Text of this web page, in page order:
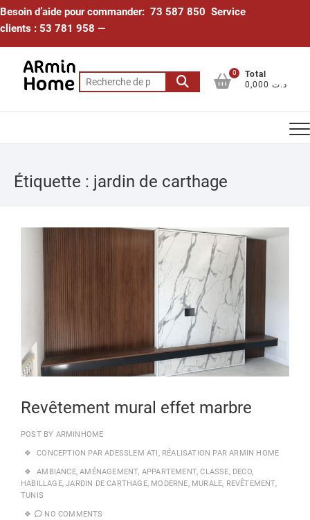
Skip
to
Besoin d’aide pour commander: 73 587 850 Service
clients : 53 781 958 —
Recherche
pour :
0
Total
0,000 د.ت
Étiquette : jardin de carthage
Revêtement mural effet marbre
POST BY ARMINHOME
CONCEPTION PAR ADESSLEM ATI , RÉALISATION PAR ARMIN HOME
AMBIANCE,AMÉNAGEMENT, APPARTEMENT,CLASSE, DECO,
HABILLAGE,JARDIN DE CARTHAGE, MODERNE, MURALE, REVÊTEMENT,
TUNIS
NO COMMENTS